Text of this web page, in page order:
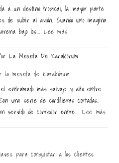
a un destino tropical, la mayor parte
de subir al avión. Cuando uno imagina
bajo los...Lee más
meseta de Karakórum
entramado más salvaje y alto entre
una serie de cordilleras cortadas,
servido de corredor entre...Lee más
para conquistar a los clientes